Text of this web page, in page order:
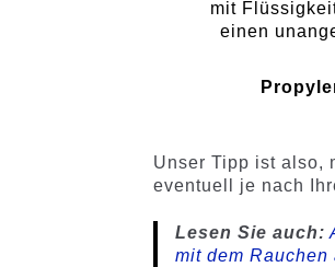
mit
einen
Unser Tipp ist also,
eventuell je nach
Lesen Sie auch:
mit dem Rauchen